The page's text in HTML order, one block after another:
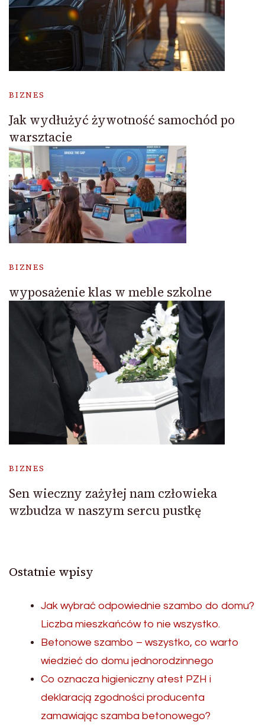
BIZNES
Jak wydłużyć żywotność samochód po
warsztacie
BIZNES
wyposażenie klas w meble szkolne
BIZNES
Sen wieczny zażyłej nam człowieka
wzbudza w naszym sercu pustkę
Ostatnie wpisy
Jak wybrać odpowiednie szambo do domu?
Liczba mieszkańców to nie wszystko.
Betonowe szambo – wszystko, co warto
wiedzieć do domu jednorodzinnego
Co oznacza higieniczny atest PZH i
deklaracją zgodności producenta
zamawiając szamba betonowego?